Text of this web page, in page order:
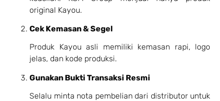
original Kayou.
Cek Kemasan & Segel
Produk Kayou asli memiliki kemasan rapi, logo
jelas, dan kode produksi.
Gunakan Bukti Transaksi Resmi
Selalu minta nota pembelian dari distributor untuk